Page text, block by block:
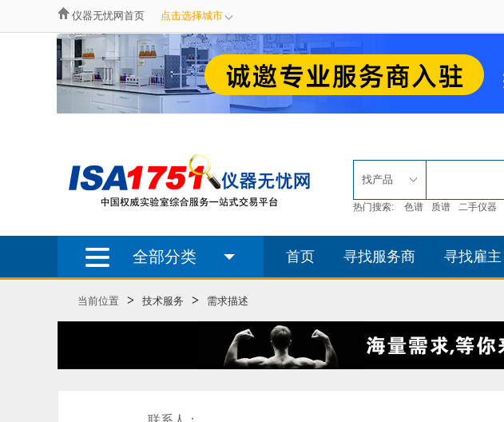
仪器无忧网首页 点击选择城市
找产品
热门搜索: 色谱 质谱 二手仪器
全部分类 首页 寻找服务商 寻找雇主
当前位置 > 技术服务 > 需求描述